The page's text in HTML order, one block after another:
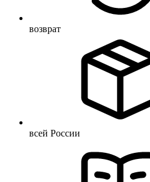
возврат
всей России